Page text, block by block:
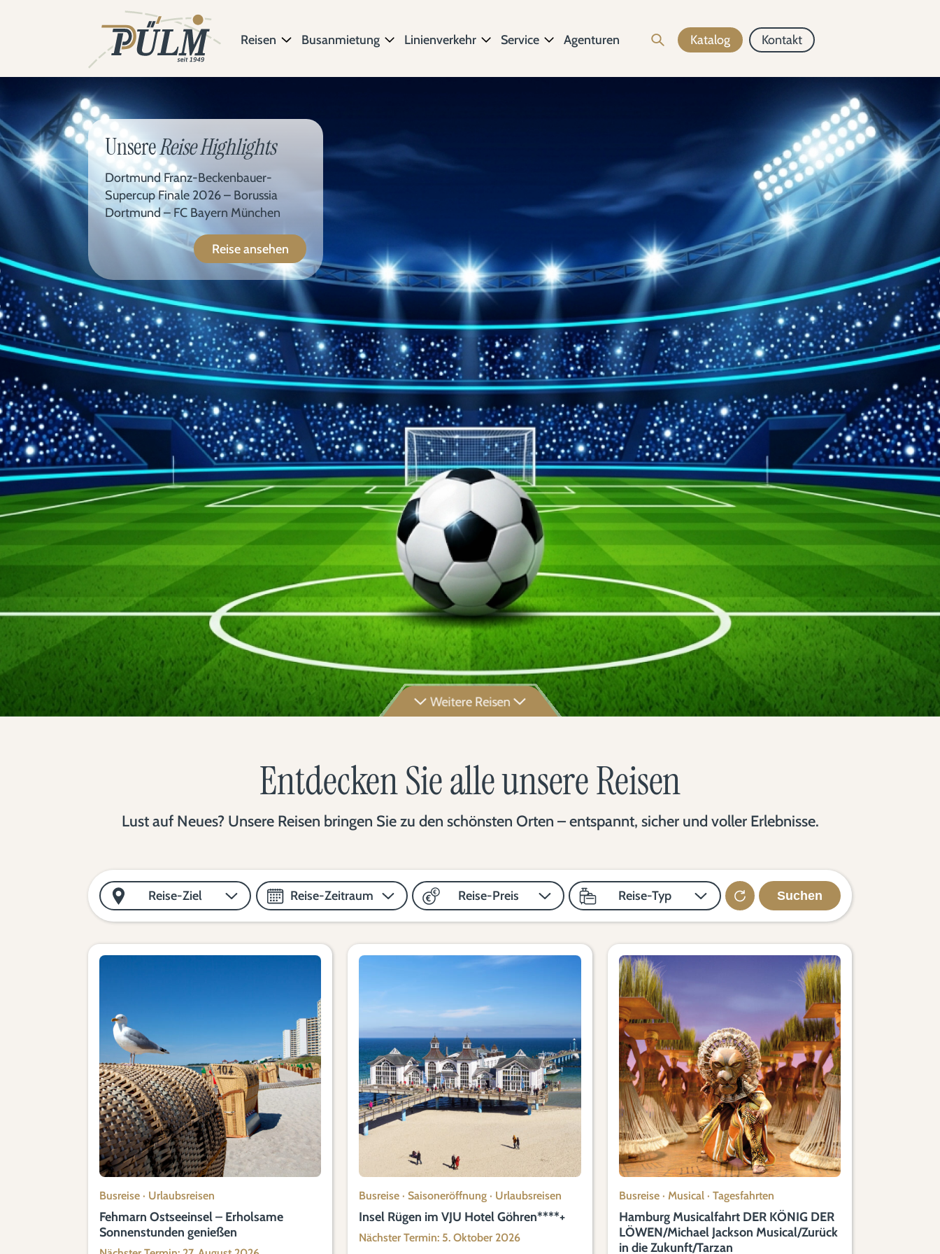
Reisen Busanmietung Linienverkehr Service Agenturen Katalog Kontakt
UnsereReise Highlights
Dortmund Franz-Beckenbauer-
Supercup Finale 2026 – Borussia
Dortmund – FC Bayern München
Reise ansehen
Weitere Reisen
Entdecken Sie alle unsere Reisen
Lust auf Neues? Unsere Reisen bringen Sie zu den schönsten Orten – entspannt, sicher und voller Erlebnisse.
Reise-Ziel Reise-Zeitraum Reise-Preis Reise-Typ Suchen
Busreise · Urlaubsreisen
Fehmarn Ostseeinsel – Erholsame
Sonnenstunden genießen
Busreise ·Saisoneröffnung · Urlaubsreisen
Insel Rügen im VJU Hotel Göhren****+
Nächster Termin: 5. Oktober 2026
Busreise· Musical· Tagesfahrten
Hamburg Musicalfahrt DER KÖNIG DER
LÖWEN/Michael Jackson Musical/Zurück
in die Zukunft/Tarzan